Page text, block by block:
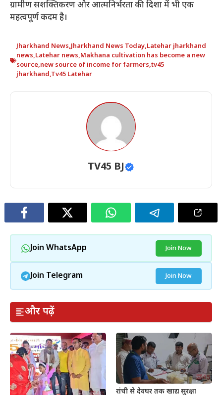
ग्रामीण सशक्तिकरण और आत्मनिर्भरता की दिशा में भी एक
महत्वपूर्ण कदम है।
Jharkhand News,Jharkhand News Today,Latehar jharkhand
news,Latehar news,Makhana cultivation has become a new
source,new source of income for farmers,tv45
jharkhand,Tv45 Latehar
TV45 BJ
Join WhatsApp Join Now
Join Telegram Join Now
और पढ़ें
रांची से देवघर तक खाद्य सुरक्षा